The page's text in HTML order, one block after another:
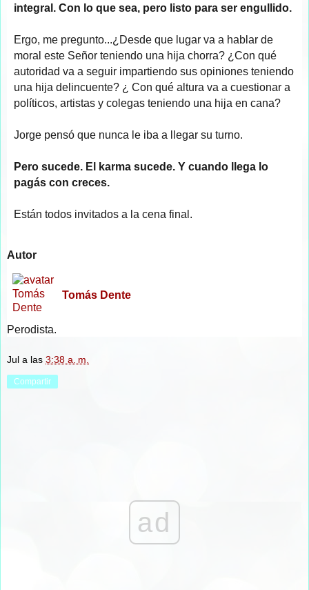
integral. Con lo que sea, pero listo para ser engullido.
Ergo, me pregunto...¿Desde que lugar va a hablar de
moral este Señor teniendo una hija chorra? ¿Con qué
autoridad va a seguir impartiendo sus opiniones teniendo
una hija delincuente? ¿ Con qué altura va a cuestionar a
políticos, artistas y colegas teniendo una hija en cana?
Jorge pensó que nunca le iba a llegar su turno.
Pero sucede. El karma sucede. Y cuando llega lo
pagás con creces.
Están todos invitados a la cena final.
Autor
Tomás Dente
Perodista.
Jul a las 3:38 a. m.
Compartir
ad